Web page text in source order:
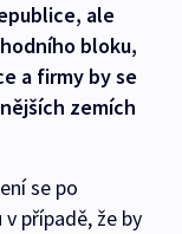
ale
bloku,
a firmy by se
zemích
se po
případě, že by